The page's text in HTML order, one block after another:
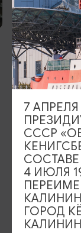
КОФЕЙНИ И
Логос
ежедневно:
Калининград
ИЩИТЕ
7
СССР
4 ИЮЛЯ
ГОРОД